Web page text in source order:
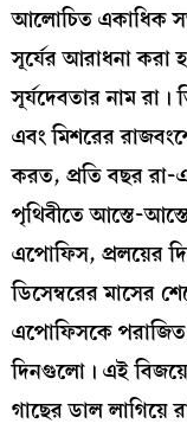
আলোচিত একাধিক
সূর্যের আরাধনা
সূর্যদেবতার নাম রা।
এবং মিশরের
করত, প্রতি বছর
পৃথিবীতে আস্তে-
এপোফিস, প্রলয়ের
ডিসেম্বরের মাসের
এপোফিসকে
দিনগুলো। এই
গাছের ডাল লাগিয়ে